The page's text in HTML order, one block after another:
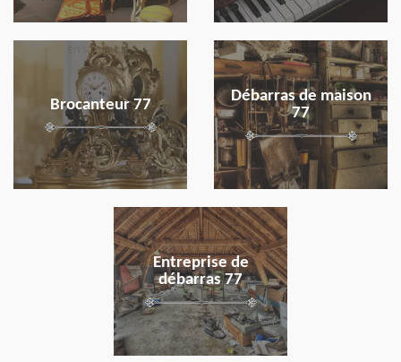
Brocanteur 77
en savoir plus
Débarras de maison
77
en savoir plus
Entreprise de
débarras 77
en savoir plus